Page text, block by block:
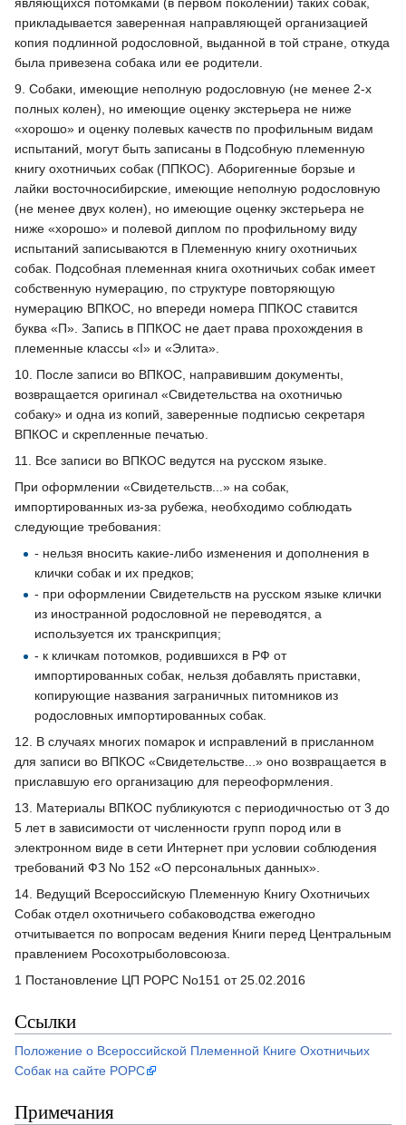
прикладывается заверенная направляющей организацией
копия подлинной родословной, выданной в той стране, откуда
была привезена собака или ее родители.
9. Собаки, имеющие неполную родословную (не менее 2-х
полных колен), но имеющие оценку экстерьера не ниже
«хорошо» и оценку полевых качеств по профильным видам
испытаний, могут быть записаны в Подсобную племенную
книгу охотничьих собак (ППКОС). Аборигенные борзые и
лайки восточносибирские, имеющие неполную родословную
(не менее двух колен), но имеющие оценку экстерьера не
ниже «хорошо» и полевой диплом по профильному виду
испытаний записываются в Племенную книгу охотничьих
собак. Подсобная племенная книга охотничьих собак имеет
собственную нумерацию, по структуре повторяющую
нумерацию ВПКОС, но впереди номера ППКОС ставится
буква «П». Запись в ППКОС не дает права прохождения в
племенные классы «I» и «Элита».
10. После записи во ВПКОС, направившим документы,
возвращается оригинал «Свидетельства на охотничью
собаку» и одна из копий, заверенные подписью секретаря
ВПКОС и скрепленные печатью.
11. Все записи во ВПКОС ведутся на русском языке.
При оформлении «Свидетельств...» на собак,
импортированных из-за рубежа, необходимо соблюдать
следующие требования:
- нельзя вносить какие-либо изменения и дополнения в
клички собак и их предков;
- при оформлении Свидетельств на русском языке клички
из иностранной родословной не переводятся, а
используется их транскрипция;
- к кличкам потомков, родившихся в РФ от
импортированных собак, нельзя добавлять приставки,
копирующие названия заграничных питомников из
родословных импортированных собак.
12. В случаях многих помарок и исправлений в присланном
для записи во ВПКОС «Свидетельстве...» оно возвращается в
приславшую его организацию для переоформления.
13. Материалы ВПКОС публикуются с периодичностью от 3 до
5 лет в зависимости от численности групп пород или в
электронном виде в сети Интернет при условии соблюдения
требований ФЗ No 152 «О персональных данных».
14. Ведущий Всероссийскую Племенную Книгу Охотничьих
Собак отдел охотничьего собаководства ежегодно
отчитывается по вопросам ведения Книги перед Центральным
правлением Росохотрыболовсоюза.
1 Постановление ЦП РОРС No151 от 25.02.2016
Ссылки
Положение о Всероссийской Племенной Книге Охотничьих
Собак на сайте РОРС
Примечания